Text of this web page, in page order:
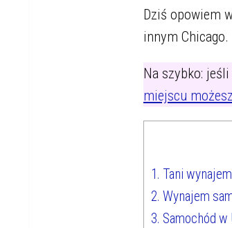
Dziś opowiem
innym
Na szybko:
miejscu
1. Tani
2. Wynajem
3. Samochód